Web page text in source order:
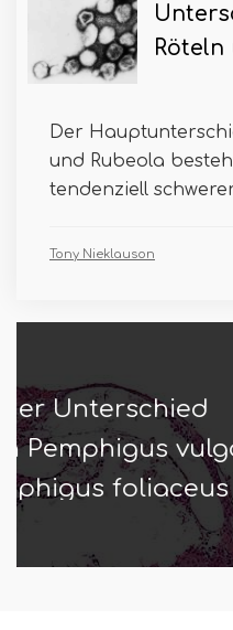
Röteln
Der
und Rubeola
tendenziell
Tony Nieklauson
Was ist der
zwischen
Keratomalazie